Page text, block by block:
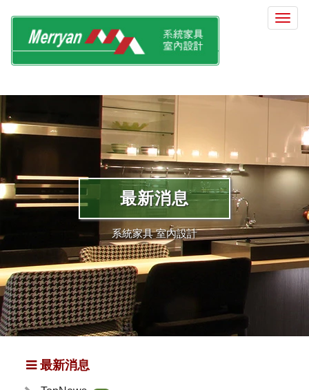
選
最新消息
系統家具 室內設計
最新消息